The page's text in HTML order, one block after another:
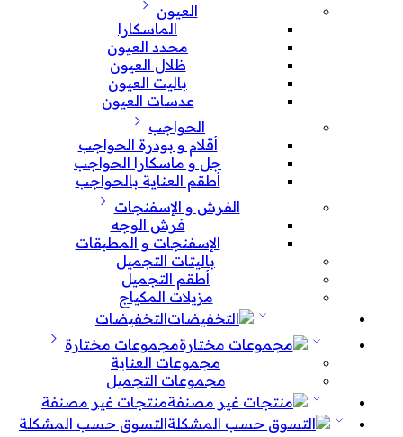
العيون
الماسكارا
محدد العيون
ظلال العيون
باليت العيون
عدسات العيون
الحواجب
أقلام و بودرة الحواجب
جل و ماسكارا الحواجب
أطقم العناية بالحواجب
الفرش و الإسفنجات
فرش الوجه
الإسفنجات و المطبقات
باليتات التجميل
أطقم التجميل
مزيلات المكياج
التخفيضات
مجموعات مختارة
مجموعات العناية
مجموعات التجميل
منتجات غير مصنفة
التسوق حسب المشكلة